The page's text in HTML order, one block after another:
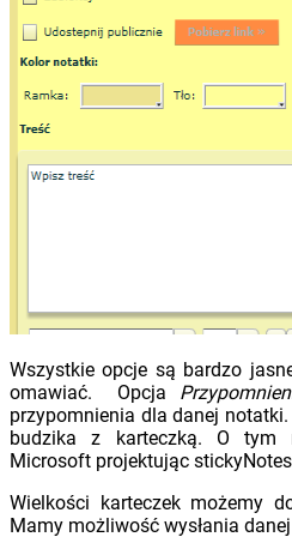
Wszystkie opcje są bardzo
omawiać. Opcja
przypomnienia dla danej
budzika z karteczką. O tym
Microsoft projektując
Wielkości karteczek możemy
Mamy możliwość wysłania